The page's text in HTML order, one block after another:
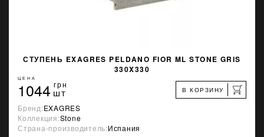
СТУПЕНЬ EXAGRES PELDANO FIOR ML STONE GRIS
330X330
ЦЕНА
1044 грн
шт В КОРЗИНУ
Бренд:EXAGRES
Коллекция:Stone
Страна-производитель:Испания